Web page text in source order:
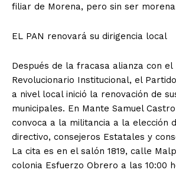
filiar de Morena, pero sin ser
EL PAN renovará su dirigencia local
Después de la fracasa alianza con el
Revolucionario Institucional, el
a nivel local inició la renovación de
municipales. En Mante Samuel
convoca a la militancia a la elección
directivo, consejeros Estatales y
La cita es en el salón 1819, calle
colonia Esfuerzo Obrero a las 10:00